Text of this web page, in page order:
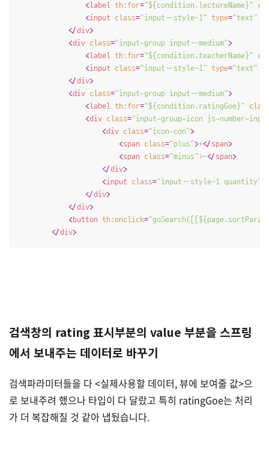
<label th:for="${condition.lectureName}"
<input class="input--style-1" type="text"
</div>
<div class="input-group input--medium">
<label th:for="${condition.teacherName}"
<input class="input--style-1" type="text"
</div>
<div class="input-group input--medium">
<label th:for="${condition.ratingGoe}"
<div class="input-group-icon js-number-
<div class="icon-con">
<span class="plus">+</ span>
<span class="minus" >-</ span>
</div>
<input class="input--style-1 quantity"
</div>
</div>
<button th:onclick=
</div>
검색창의 rating 표시부분의 value 부분을 스프링
에서 보내주는 데이터로 바꾸기
검색파라미터들을 다 <실제사용할 데이터, 뷰에 보여줄 값>으
로 보내주려 했으나 타입이 다 달랐고 특히 ratingGoe는 처리
가 더 복잡해질 것 같아 냅뒀습니다.